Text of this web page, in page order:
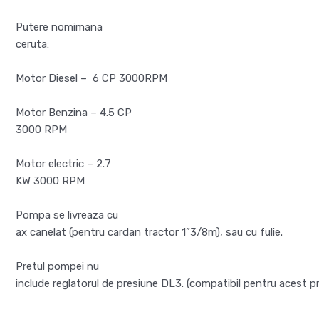
Putere nomimana
ceruta:
Motor Diesel – 6 CP 3000RPM
Motor Benzina – 4.5 CP
3000 RPM
Motor electric – 2.7
KW 3000 RPM
Pompa se livreaza cu
ax canelat (pentru cardan tractor 1”3/8m), sau cu fulie.
Pretul pompei nu
include reglatorul de presiune DL3. (compatibil pentru acest